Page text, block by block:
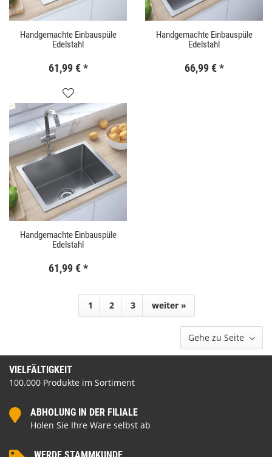
Handgemachte Einbauspüle
Edelstahl
61,99 € *
Handgemachte Einbauspüle
Edelstahl
66,99 € *
Handgemachte Einbauspüle
Edelstahl
61,99 € *
1 2 3 weiter »
Gehe zu Seite
VIELFÄLTIGKEIT
100.000 Produkte im Sortiment
ABHOLUNG IN DER FILIALE
Holen Sie Ihre Ware selbst ab